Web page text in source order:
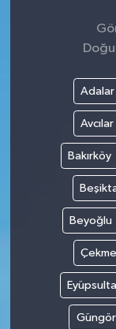
Adalar
Avcılar
Bakırköy
Beyoğlu